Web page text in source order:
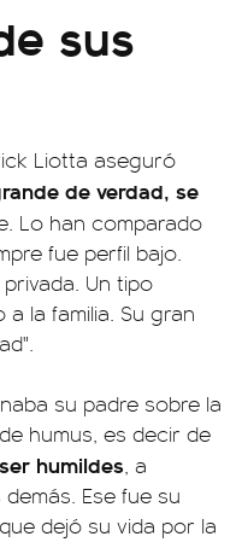
sus
Liotta aseguró
de verdad, se
Lo han comparado
fue perfil bajo.
Un tipo
la familia. Su gran
su padre sobre la
humus, es decir de
humildes, a
Ese fue su
dejó su vida por la